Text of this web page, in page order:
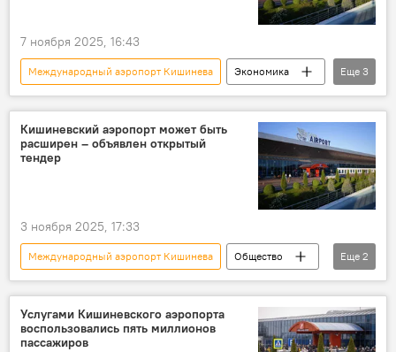
7 ноября 2025, 16:43
Международный аэропорт Кишинева
Экономика
В Молдове
Молдова Лукойл
Еще 3
Кишиневский аэропорт может быть
расширен – объявлен открытый
тендер
3 ноября 2025, 17:33
Международный аэропорт Кишинева
Общество
В Молдове
Молдова
Еще 2
Услугами Кишиневского аэропорта
воспользовались пять миллионов
пассажиров